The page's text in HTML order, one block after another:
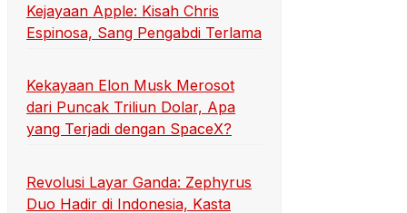
Kejayaan Apple: Kisah Chris
Espinosa, Sang Pengabdi Terlama
Kekayaan Elon Musk Merosot
dari Puncak Triliun Dolar, Apa
yang Terjadi dengan SpaceX?
Revolusi Layar Ganda: Zephyrus
Duo Hadir di Indonesia, Kasta